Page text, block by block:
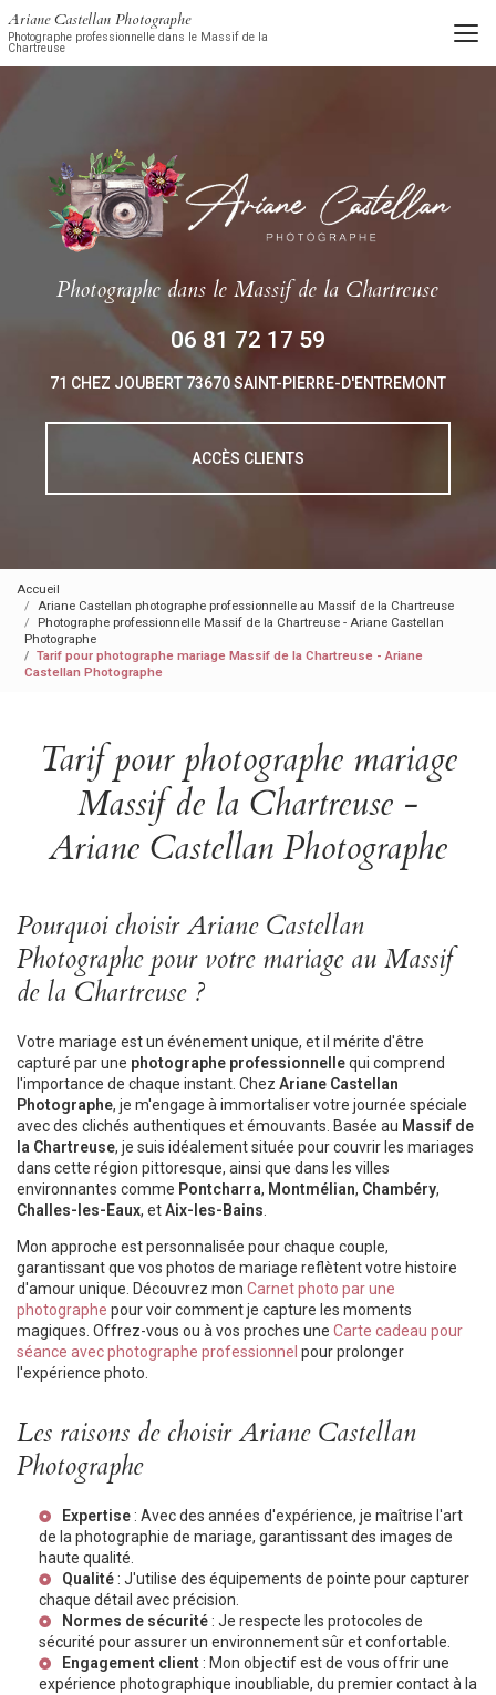
au
contenu
Ariane Castellan Photographe
Photographe professionnelle dans le Massif de la
Chartreuse
Photographedans le Massif de la Chartreuse
06 81 72 17 59
71 CHEZ JOUBERT 73670 SAINT-PIERRE-D'ENTREMONT
ACCÈS CLIENTS
Accueil
Ariane Castellan photographe professionnelle au Massif de la Chartreuse
Photographe professionnelle Massif de la Chartreuse - Ariane Castellan
Photographe
Tarif pour photographe mariage Massif de la Chartreuse - Ariane
Castellan Photographe
Tarif pour photographe mariage
Massif de la Chartreuse -
Ariane Castellan Photographe
Pourquoi choisir Ariane Castellan
Photographe pour votre mariage au Massif
de la Chartreuse ?
Votre mariage est un événement unique, et il mérite d'être
capturé par une photographe professionnellequi comprend
l'importance de chaque instant. Chez Ariane Castellan
Photographe, je m'engage à immortaliser votre journée spéciale
avec des clichés authentiques et émouvants. Basée au Massif de
la Chartreuse, je suis idéalement située pour couvrir les mariages
dans cette région pittoresque, ainsi que dans les villes
environnantes comme Pontcharra, Montmélian, Chambéry,
Challes-les-Eaux, etAix-les-Bains
Mon approche est personnalisée pour chaque couple,
garantissant que vos photos de mariage reflètent votre histoire
d'amour unique. Découvrez mon Carnet photo par une
photographe pour voir comment je capture les moments
magiques. Offrez-vous ou à vos proches une Carte cadeau pour
séance avec photographe professionnel pour prolonger
l'expérience photo.
Les raisons de choisir Ariane Castellan
Photographe
Expertise : Avec des années d'expérience, je maîtrise l'art
de la photographie de mariage, garantissant des images de
haute qualité.
Qualité : J'utilise des équipements de pointe pour capturer
chaque détail avec précision.
Normes de sécurité : Je respecte les protocoles de
sécurité pour assurer un environnement sûr et confortable.
Engagement client : Mon objectif est de vous offrir une
expérience photographique inoubliable, du premier contact à la